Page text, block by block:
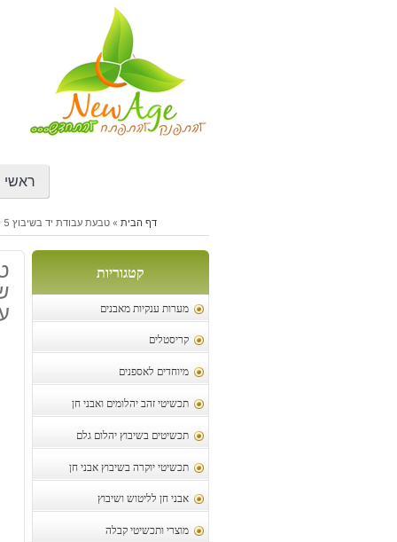
ראשי
דף הבית »טבעת עבודת יד בשיבוץ 5 פנינים שחורות כסף ציפוי זהב ורודיום שחור עיצוב כוכב ים
קטגוריות
מערות ענקיות מאבנים
קריסטלים
מיוחדים לאספנים
תכשיטי זהב יהלומים ואבני חן
תכשיטים בשיבוץ יהלום גלם
תכשיטי יוקרה בשיבוץ אבני חן
אבני חן לליטוש ושיבוץ
מוצרי ותכשיטי קבלה